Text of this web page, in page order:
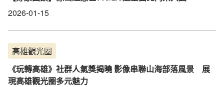
2026-01-15
高雄觀光圈
《玩轉高雄》社群人氣獎揭曉 影像串聯山海部落風景 展
現高雄觀光圈多元魅力